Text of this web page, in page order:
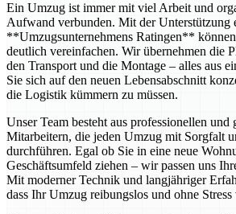
Ein Umzug ist immer mit viel Arbeit und
Aufwand verbunden. Mit der Unterstützung
**Umzugsunternehmens Ratingen** können
deutlich vereinfachen. Wir übernehmen die
den Transport und die Montage – alles aus
Sie sich auf den neuen Lebensabschnitt
die Logistik kümmern zu müssen.
Unser Team besteht aus professionellen und
Mitarbeitern, die jeden Umzug mit Sorgfalt
durchführen. Egal ob Sie in eine neue
Geschäftsumfeld ziehen – wir passen uns
Mit moderner Technik und langjähriger
dass Ihr Umzug reibungslos und ohne Stress